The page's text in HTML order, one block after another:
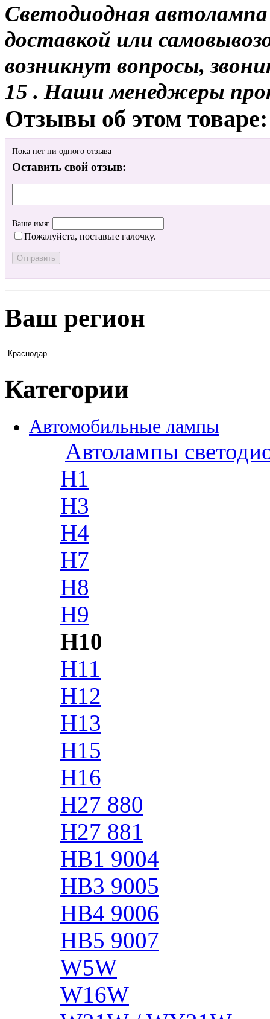
Светодиодная
доставкой или
возникнут вопросы,
15 . Наши менеджеры
Отзывы об этом товаре:
Пока нет ни одного отзыва
Оставить свой отзыв:
Ваше имя:
Пожалуйста, поставьте галочку.
Ваш регион
Категории
Автомобильные лампы
Автолампы
H1
H3
H4
H7
H8
H9
H10
H11
H12
H13
H15
H16
H27 880
H27 881
HB1 9004
HB3 9005
HB4 9006
HB5 9007
W5W
W16W